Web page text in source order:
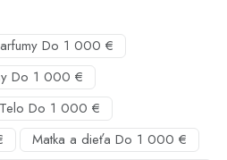
Do 1 000 €
Do 1 000 €
Telo Do 1 000 €
Matka a dieťa Do 1 000 €